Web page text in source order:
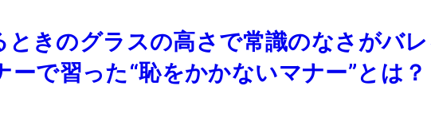
ときのグラスの高さで常識のなさがバ
ーで習った“恥をかかないマナー”とは